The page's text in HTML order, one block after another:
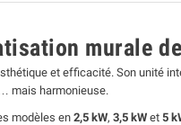
murale
et efficacité. Son unité
mais harmonieuse.
modèles en 2,5 kW, 3,5 kW et 5